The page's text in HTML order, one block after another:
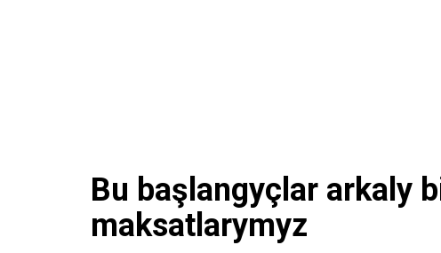
Bu başlangyçlar arkaly
maksatlarymyz